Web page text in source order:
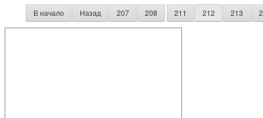
В начало Назад 207 208 211 212 213